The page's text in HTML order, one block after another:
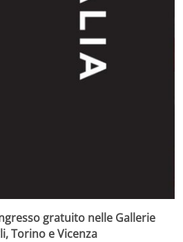
gratuito nelle Gallerie
Torino e Vicenza